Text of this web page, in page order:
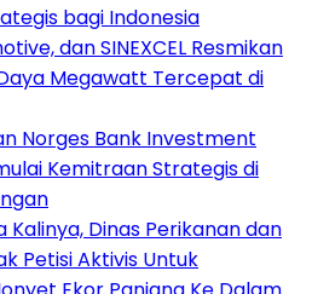
bagi Indonesia
dan SINEXCEL Resmikan
Megawatt Tercepat di
Norges Bank Investment
Kemitraan Strategis di
Kalinya, Dinas Perikanan dan
Petisi Aktivis Untuk